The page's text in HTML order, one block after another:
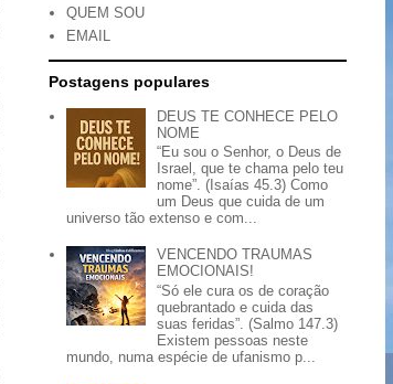
QUEM SOU
EMAIL
Postagens populares
DEUS TE CONHECE PELO
NOME
“Eu sou o Senhor, o Deus de
Israel, que te chama pelo teu
nome”. (Isaías 45.3) Como
um Deus que cuida de um
universo tão extenso e com...
VENCENDO TRAUMAS
EMOCIONAIS!
“Só ele cura os de coração
quebrantado e cuida das
suas feridas”. (Salmo 147.3)
Existem pessoas neste
mundo, numa espécie de ufanismo p...